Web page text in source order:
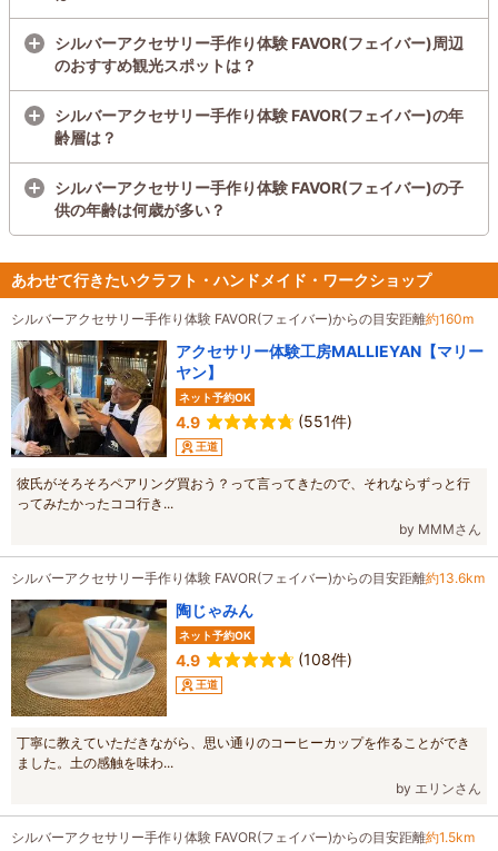
シルバーアクセサリー手作り体験 FAVOR(フェイバー)周辺
のおすすめ観光スポットは？
シルバーアクセサリー手作り体験 FAVOR(フェイバー)の年
齢層は？
シルバーアクセサリー手作り体験 FAVOR(フェイバー)の子
供の年齢は何歳が多い？
あわせて行きたいクラフト・ハンドメイド・ワークショップ
シルバーアクセサリー手作り体験 FAVOR(フェイバー)からの目安距離約160m
アクセサリー体験工房MALLIEYAN【マリー
ヤン】
ネット予約OK
4.9 (551件)
王道
彼氏がそろそろペアリング買おう？って言ってきたので、それならずっと行
ってみたかったココ行き...
by MMMさん
シルバーアクセサリー手作り体験 FAVOR(フェイバー)からの目安距離約13.6km
陶じゃみん
ネット予約OK
4.9 (108件)
王道
丁寧に教えていただきながら、思い通りのコーヒーカップを作ることができ
ました。土の感触を味わ...
by エリンさん
シルバーアクセサリー手作り体験 FAVOR(フェイバー)からの目安距離約1.5km